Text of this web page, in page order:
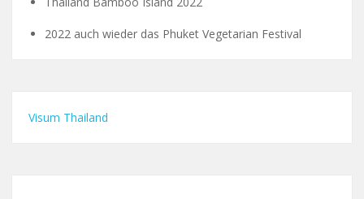
2022 auch wieder das Phuket Vegetarian Festival
Visum Thailand